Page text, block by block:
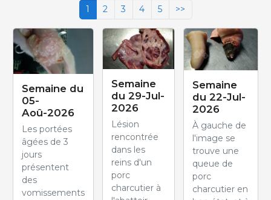
1 2 3 4 5 >>
Semaine du
05-
Aoû-2026
Les portées
âgées de 3
jours
présentent
des
vomissements
Semaine
du 29-Jul-
2026
Lésion
rencontrée
dans les
reins d'un
porc
charcutier à
Semaine
du 22-Jul-
2026
À gauche de
l'image se
trouve une
queue de
porc
charcutier en